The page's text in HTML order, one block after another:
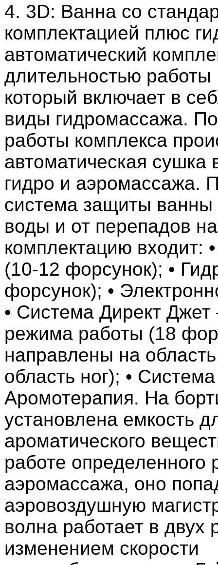
4. 3D: Ванна со
комплектацией плюс
автоматический
длительностью работы
который включает в
виды гидромассажа.
работы комплекса
автоматическая сушка
гидро и аэромассажа.
система защиты ванны
воды и от перепадов
комплектацию входит:
(10-12 форсунок); •
форсунок); •
• Система Директ Джет
режима работы (18
направлены на
область ног); •
Аромотерапия. На
установлена емкость
ароматического
работе определенного
аэромассажа, оно
аэровоздушную
волна работает в двух
изменением скорости